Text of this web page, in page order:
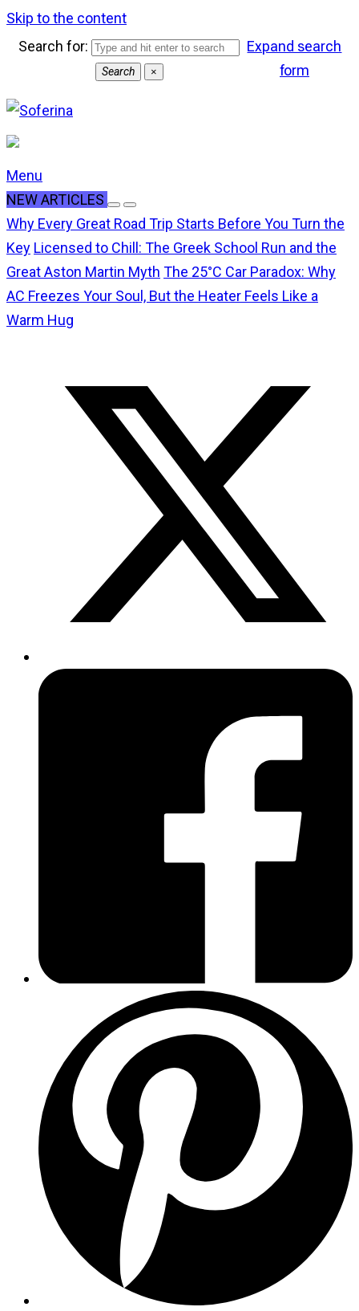
Skip to the content
Search for:
Search ×
Expand search
form
Menu
NEW ARTICLES
Why Every Great Road Trip Starts Before You Turn the
Key Licensed to Chill: The Greek School Run and the
Great Aston Martin Myth The 25°C Car Paradox: Why
AC Freezes Your Soul, But the Heater Feels Like a
Warm Hug